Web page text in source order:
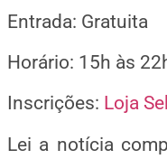
Entrada: Gratuita
Horário: 15h às
Inscrições: Loja
Lei a notícia